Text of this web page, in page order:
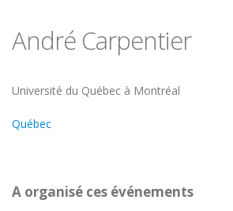
André Carpentier
Université
Université du Québec à Montréal
Québec
A organisé ces événements